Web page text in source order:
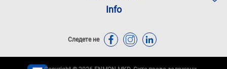
Info
Следете не